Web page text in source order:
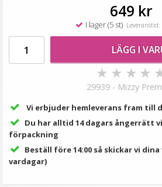
#8 Mellanbrun - Original äkta
★★★★
189 kr
649 kr
I lager (5 st) Leveranstid:
LÄGG I
★ ★ ★ ★
29939 - Mizzy
Vi erbjuder hemleverans fram till
Du har alltid 14 dagars ångerrätt
förpackning
Beställ före 14:00 så skickar vi
vardagar)